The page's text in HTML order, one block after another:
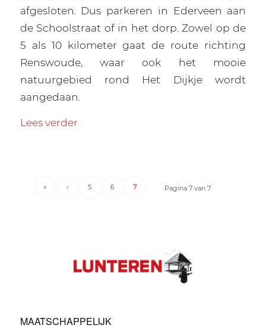
afgesloten. Dus parkeren in Ederveen aan
de Schoolstraat of in het dorp. Zowel op de
5 als 10 kilometer gaat de route richting
Renswoude, waar ook het mooie
natuurgebied rond Het Dijkje wordt
aangedaan.
Lees verder
Pagina 7 van 7
« ‹ 5 6 7
MAATSCHAPPELIJK